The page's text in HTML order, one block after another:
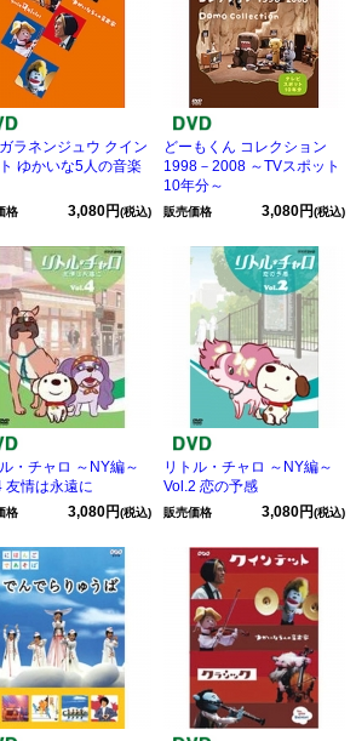
ラネンジュウ クイン
ゆかいな5人の音楽
格 3,080円(税込)
どーもくん コレクション
1998－2008 ～TVスポット
10年分～
販売価格 3,080円(税込)
・チャロ ～NY編～
友情は永遠に
格 3,080円(税込)
リトル・チャロ ～NY編～
Vol.2 恋の予感
販売価格 3,080円(税込)